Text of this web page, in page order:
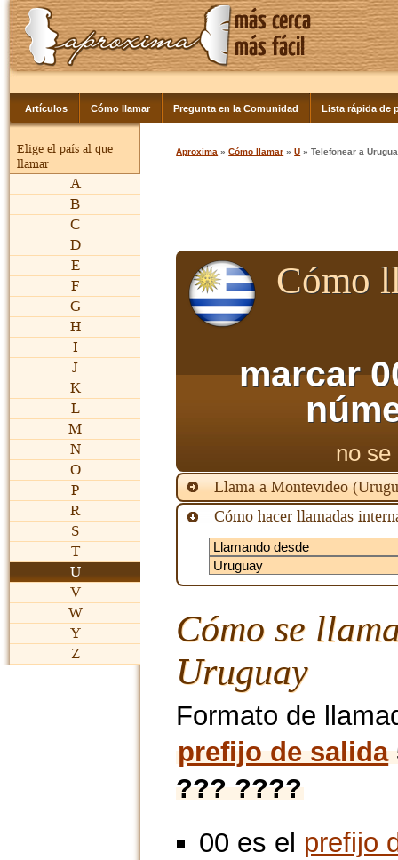
Artículos Cómo llamar Pregunta en la Comunidad Lista rápida de
Elige el país al que
llamar
A
B
C
D
E
F
G
H
I
J
K
L
M
N
O
P
R
S
T
U
V
W
Y
Z
Aproxima »Cómo llamar »U » Telefonear a
Cómo
marcar
no
Llama a Montevideo
Cómo hacer llamadas
Cómo se
Uruguay
Formato de
prefijo de salida
??? ????
00 es el prefijo